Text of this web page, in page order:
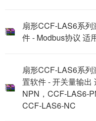
扇形CCF-LAS6系
件 - Modbus协议 适
扇形CCF-LAS6系
置软件 - 开关量输出
NPN，CCF-LAS6-
CCF-LAS6-NC